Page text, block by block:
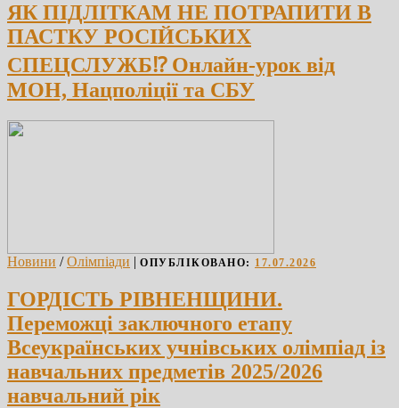
ЯК ПІДЛІТКАМ НЕ ПОТРАПИТИ В
ПАСТКУ РОСІЙСЬКИХ
СПЕЦСЛУЖБ⁉️ Онлайн-урок від
МОН, Нацполіції та СБУ
Новини /Олімпіади | ОПУБЛІКОВАНО: 17.07.2026
ГОРДІСТЬ РІВНЕНЩИНИ.
Переможці заключного етапу
Всеукраїнських учнівських олімпіад із
навчальних предметів 2025/2026
навчальний рік